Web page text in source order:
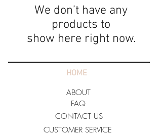
We don’t have any
products to
show here right now.
HOME
ABOUT
FAQ
CONTACT US
CUSTOMER SERVICE